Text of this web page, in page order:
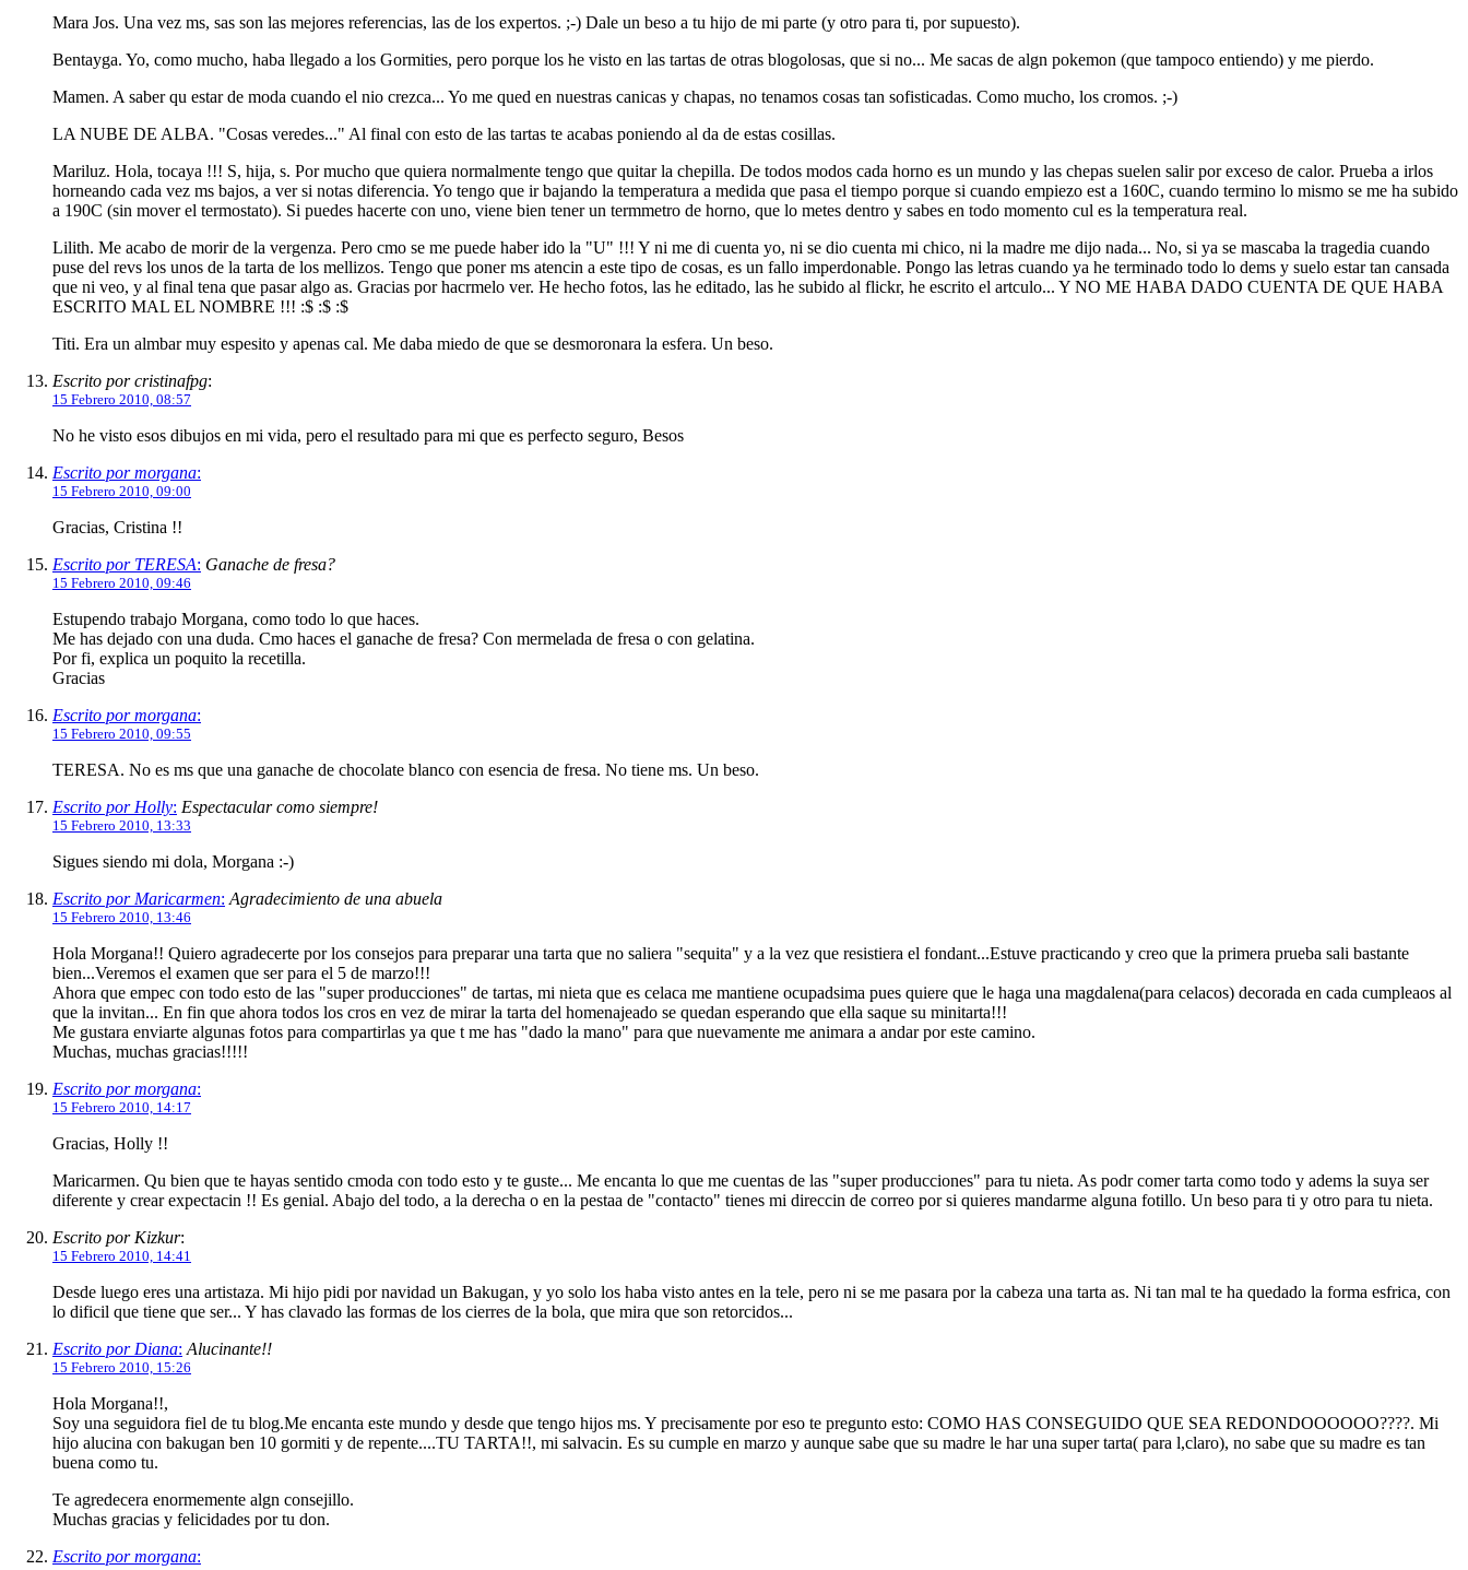
Mara Jos. Una vez ms, sas son las mejores referencias, las de los expertos. ;-) Dale un beso a tu hijo de mi parte (y otro para ti, por supuesto).
Bentayga. Yo, como mucho, haba llegado a los Gormities, pero porque los he visto en las tartas de otras blogolosas, que si no... Me sacas de algn pokemon (que tampoco entiendo) y me pierdo.
Mamen. A saber qu estar de moda cuando el nio crezca... Yo me qued en nuestras canicas y chapas, no tenamos cosas tan sofisticadas. Como mucho, los cromos. ;-)
LA NUBE DE ALBA. "Cosas veredes..." Al final con esto de las tartas te acabas poniendo al da de estas cosillas.
Mariluz. Hola, tocaya !!! S, hija, s. Por mucho que quiera normalmente tengo que quitar la chepilla. De todos modos cada horno es un mundo y las chepas suelen salir por exceso de calor. Prueba a irlos
horneando cada vez ms bajos, a ver si notas diferencia. Yo tengo que ir bajando la temperatura a medida que pasa el tiempo porque si cuando empiezo est a 160C, cuando termino lo mismo se me ha subido
a 190C (sin mover el termostato). Si puedes hacerte con uno, viene bien tener un termmetro de horno, que lo metes dentro y sabes en todo momento cul es la temperatura real.
Lilith. Me acabo de morir de la vergenza. Pero cmo se me puede haber ido la "U" !!! Y ni me di cuenta yo, ni se dio cuenta mi chico, ni la madre me dijo nada... No, si ya se mascaba la tragedia cuando
puse del revs los unos de la tarta de los mellizos. Tengo que poner ms atencin a este tipo de cosas, es un fallo imperdonable. Pongo las letras cuando ya he terminado todo lo dems y suelo estar tan cansada
que ni veo, y al final tena que pasar algo as. Gracias por hacrmelo ver. He hecho fotos, las he editado, las he subido al flickr, he escrito el artculo... Y NO ME HABA DADO CUENTA DE QUE HABA
ESCRITO MAL EL NOMBRE !!! :$ :$ :$
Titi. Era un almbar muy espesito y apenas cal. Me daba miedo de que se desmoronara la esfera. Un beso.
Escrito por cristinafpg:
15 Febrero 2010, 08:57
No he visto esos dibujos en mi vida, pero el resultado para mi que es perfecto seguro, Besos
Escrito por morgana:
15 Febrero 2010, 09:00
Gracias, Cristina !!
Escrito por TERESA: Ganache de fresa?
15 Febrero 2010, 09:46
Estupendo trabajo Morgana, como todo lo que haces.
Me has dejado con una duda. Cmo haces el ganache de fresa? Con mermelada de fresa o con gelatina.
Por fi, explica un poquito la recetilla.
Gracias
Escrito por morgana:
15 Febrero 2010, 09:55
TERESA. No es ms que una ganache de chocolate blanco con esencia de fresa. No tiene ms. Un beso.
Escrito por Holly: Espectacular como siempre!
15 Febrero 2010, 13:33
Sigues siendo mi dola, Morgana :-)
Escrito por Maricarmen: Agradecimiento de una abuela
15 Febrero 2010, 13:46
Hola Morgana!! Quiero agradecerte por los consejos para preparar una tarta que no saliera "sequita" y a la vez que resistiera el fondant...Estuve practicando y creo que la primera prueba sali bastante
bien...Veremos el examen que ser para el 5 de marzo!!!
Ahora que empec con todo esto de las "super producciones" de tartas, mi nieta que es celaca me mantiene ocupadsima pues quiere que le haga una magdalena(para celacos) decorada en cada cumpleaos al
que la invitan... En fin que ahora todos los cros en vez de mirar la tarta del homenajeado se quedan esperando que ella saque su minitarta!!!
Me gustara enviarte algunas fotos para compartirlas ya que t me has "dado la mano" para que nuevamente me animara a andar por este camino.
Muchas, muchas gracias!!!!!
Escrito por morgana:
15 Febrero 2010, 14:17
Gracias, Holly !!
Maricarmen. Qu bien que te hayas sentido cmoda con todo esto y te guste... Me encanta lo que me cuentas de las "super producciones" para tu nieta. As podr comer tarta como todo y adems la suya ser
diferente y crear expectacin !! Es genial. Abajo del todo, a la derecha o en la pestaa de "contacto" tienes mi direccin de correo por si quieres mandarme alguna fotillo. Un beso para ti y otro para tu nieta.
Escrito por Kizkur:
15 Febrero 2010, 14:41
Desde luego eres una artistaza. Mi hijo pidi por navidad un Bakugan, y yo solo los haba visto antes en la tele, pero ni se me pasara por la cabeza una tarta as. Ni tan mal te ha quedado la forma esfrica, con
lo dificil que tiene que ser... Y has clavado las formas de los cierres de la bola, que mira que son retorcidos...
Escrito por Diana: Alucinante!!
15 Febrero 2010, 15:26
Hola Morgana!!,
Soy una seguidora fiel de tu blog.Me encanta este mundo y desde que tengo hijos ms. Y precisamente por eso te pregunto esto: COMO HAS CONSEGUIDO QUE SEA REDONDOOOOOO????. Mi
hijo alucina con bakugan ben 10 gormiti y de repente....TU TARTA!!, mi salvacin. Es su cumple en marzo y aunque sabe que su madre le har una super tarta( para l,claro), no sabe que su madre es tan
buena como tu.
Te agredecera enormemente algn consejillo.
Muchas gracias y felicidades por tu don.
Escrito por morgana: